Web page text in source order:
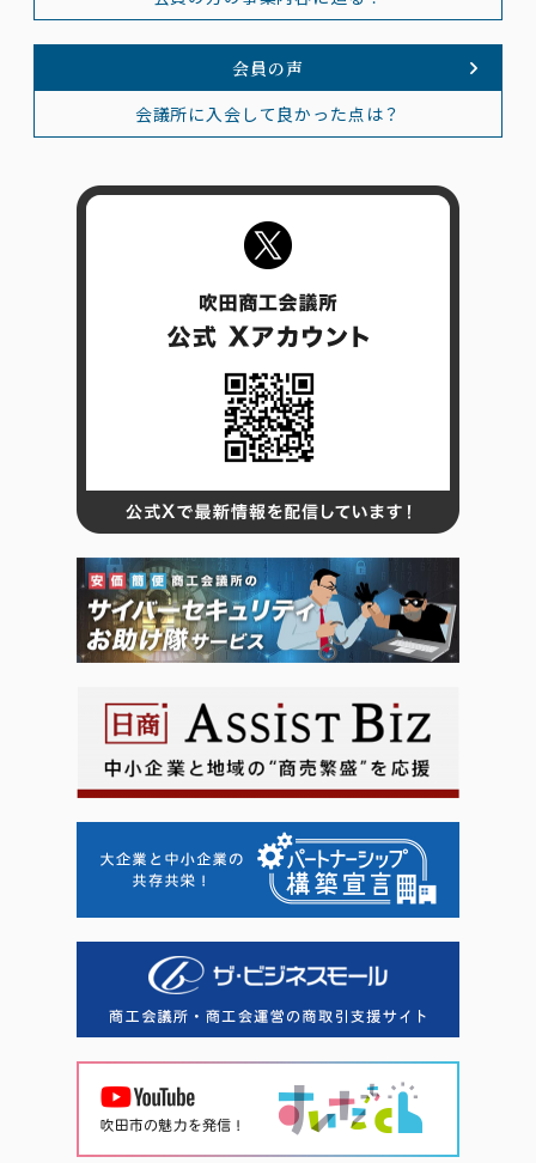
会員の声
会議所に入会して良かった点は？